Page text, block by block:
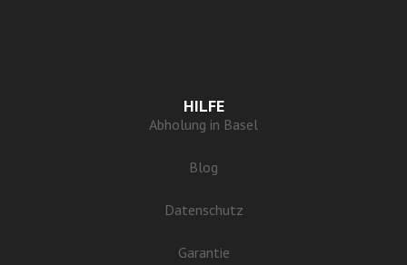
HILFE
Abholung in Basel
Blog
Datenschutz
Garantie